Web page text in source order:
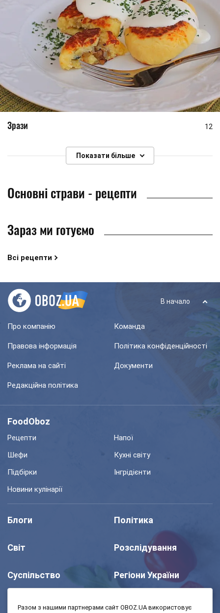
Зрази 12
Показати більше
Основні страви - рецепти
Зараз ми готуємо
Всі рецепти
В начало
Про компанію Команда
Правова інформація Політика конфіденційності
Реклама на сайті Документи
Редакційна політика
FoodOboz
Рецепти
Напої
Шефи
Кухні світу
Підбірки
Інгрідієнти
Новини кулінарії
Блоги Політика
Світ Розслідування
Суспільство Регіони України
Разом з нашими партнерами сайт OBOZ.UA використовує